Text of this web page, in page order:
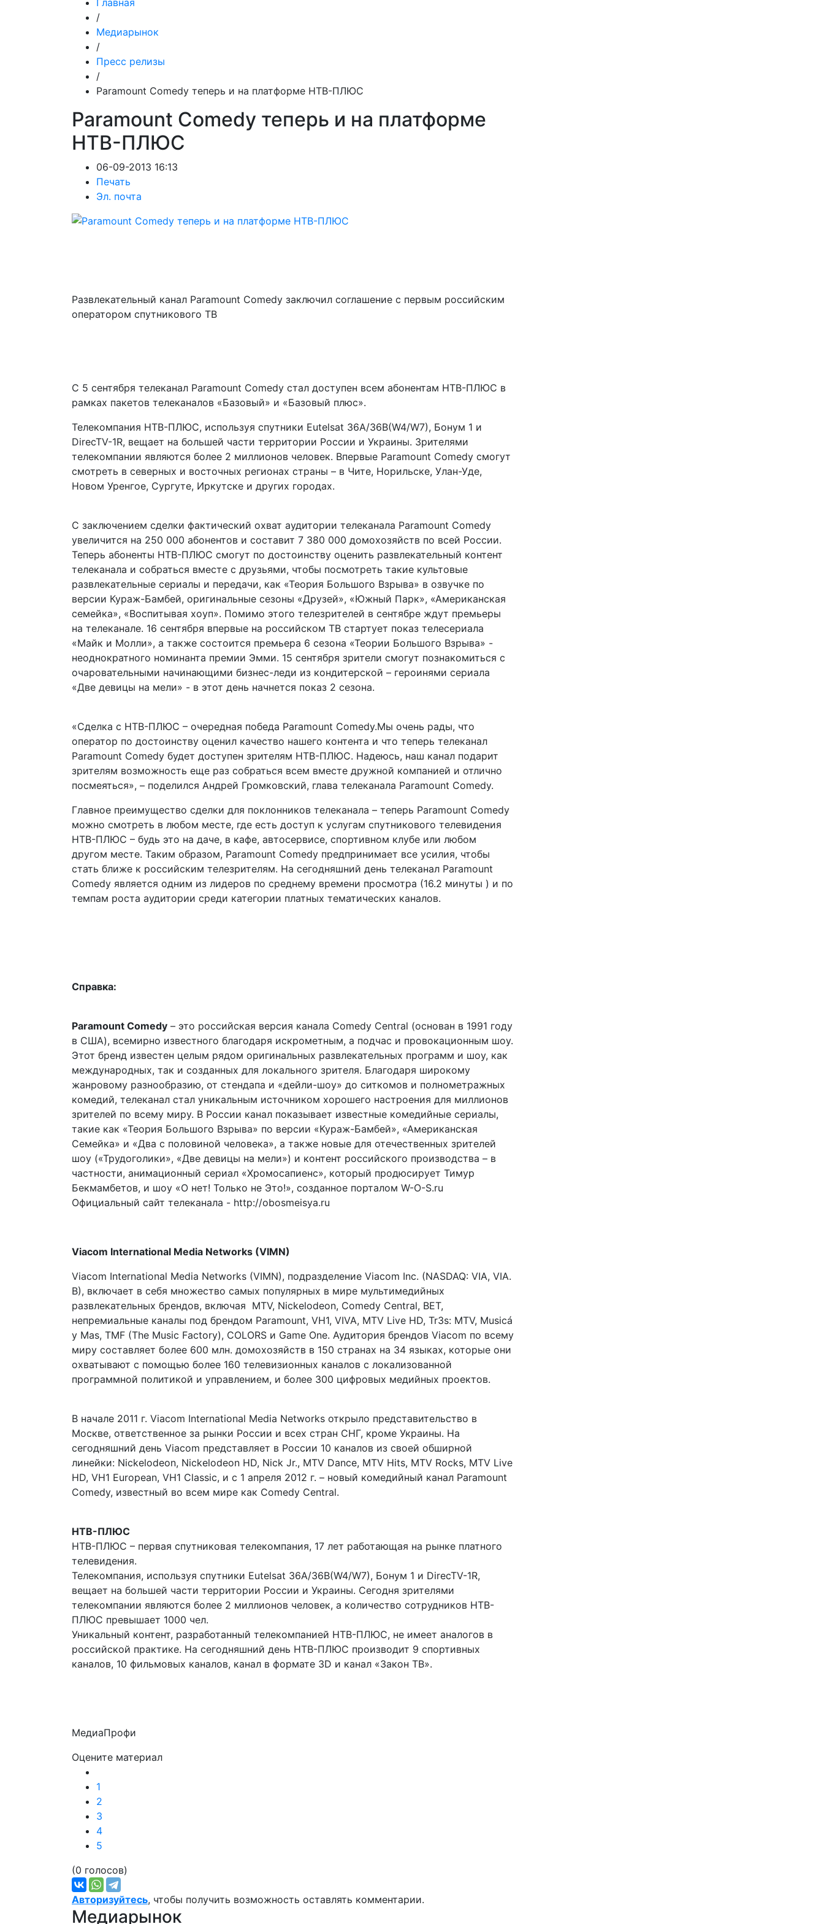
Главная
/
Медиарынок
/
Пресс релизы
/
Paramount Comedy теперь и на платформе НТВ-ПЛЮС
Paramount Comedy теперь и на платформе
НТВ-ПЛЮС
06-09-2013 16:13
Печать
Эл. почта
Развлекательный канал Paramount Comedy заключил соглашение с первым российским
оператором спутникового ТВ
С 5 сентября телеканал Paramount Comedy стал доступен всем абонентам НТВ-ПЛЮС в
рамках пакетов телеканалов «Базовый» и «Базовый плюс».
Телекомпания НТВ-ПЛЮС, используя спутники Eutelsat 36А/36B(W4/W7), Бонум 1 и
DirecTV-1R, вещает на большей части территории России и Украины. Зрителями
телекомпании являются более 2 миллионов человек. Впервые Paramount Comedy смогут
смотреть в северных и восточных регионах страны – в Чите, Норильске, Улан-Уде,
Новом Уренгое, Сургуте, Иркутске и других городах.
С заключением сделки фактический охват аудитории телеканала Paramount Comedy
увеличится на 250 000 абонентов и составит 7 380 000 домохозяйств по всей России.
Теперь абоненты НТВ-ПЛЮС смогут по достоинству оценить развлекательный контент
телеканала и собраться вместе с друзьями, чтобы посмотреть такие культовые
развлекательные сериалы и передачи, как «Теория Большого Взрыва» в озвучке по
версии Кураж-Бамбей, оригинальные сезоны «Друзей», «Южный Парк», «Американская
семейка», «Воспитывая хоуп». Помимо этого телезрителей в сентябре ждут премьеры
на телеканале. 16 сентября впервые на российском ТВ стартует показ телесериала
«Майк и Молли», а также состоится премьера 6 сезона «Теории Большого Взрыва» -
неоднократного номинанта премии Эмми. 15 сентября зрители смогут познакомиться с
очаровательными начинающими бизнес-леди из кондитерской – героинями сериала
«Две девицы на мели» - в этот день начнется показ 2 сезона.
«Сделка с НТВ-ПЛЮС – очередная победа Paramount Comedy.Мы очень рады, что
оператор по достоинству оценил качество нашего контента и что теперь телеканал
Paramount Comedy будет доступен зрителям НТВ-ПЛЮС. Надеюсь, наш канал подарит
зрителям возможность еще раз собраться всем вместе дружной компанией и отлично
посмеяться», – поделился Андрей Громковский, глава телеканала Paramount Comedy.
Главное преимущество сделки для поклонников телеканала – теперь Paramount Comedy
можно смотреть в любом месте, где есть доступ к услугам спутникового телевидения
НТВ-ПЛЮС – будь это на даче, в кафе, автосервисе, спортивном клубе или любом
другом месте. Таким образом, Paramount Comedy предпринимает все усилия, чтобы
стать ближе к российским телезрителям. На сегодняшний день телеканал Paramount
Comedy является одним из лидеров по среднему времени просмотра (16.2 минуты ) и по
темпам роста аудитории среди категории платных тематических каналов.
Справка:
Paramount Comedy – это российская версия канала Comedy Central (основан в 1991 году
в США), всемирно известного благодаря искрометным, а подчас и провокационным шоу.
Этот бренд известен целым рядом оригинальных развлекательных программ и шоу, как
международных, так и созданных для локального зрителя. Благодаря широкому
жанровому разнообразию, от стендапа и «дейли-шоу» до ситкомов и полнометражных
комедий, телеканал стал уникальным источником хорошего настроения для миллионов
зрителей по всему миру. В России канал показывает известные комедийные сериалы,
такие как «Теория Большого Взрыва» по версии «Кураж-Бамбей», «Американская
Семейка» и «Два с половиной человека», а также новые для отечественных зрителей
шоу («Трудоголики», «Две девицы на мели») и контент российского производства – в
частности, анимационный сериал «Хромосапиенс», который продюсирует Тимур
Бекмамбетов, и шоу «О нет! Только не Это!», созданное порталом W-O-S.ru
Официальный сайт телеканала - http://obosmeisya.ru
Viacom International Media Networks (VIMN)
Viacom International Media Networks (VIMN), подразделение Viacom Inc. (NASDAQ: VIA, VIA.
B), включает в себя множество самых популярных в мире мультимедийных
развлекательных брендов, включая MTV, Nickelodeon, Comedy Central, BET,
непремиальные каналы под брендом Paramount, VH1, VIVA, MTV Live HD, Tr3s: MTV, Musicá
y Mas, TMF (The Music Factory), COLORS и Game One. Аудитория брендов Viacom по всему
миру составляет более 600 млн. домохозяйств в 150 странах на 34 языках, которые они
охватывают с помощью более 160 телевизионных каналов с локализованной
программной политикой и управлением, и более 300 цифровых медийных проектов.
В начале 2011 г. Viacom International Media Networks открыло представительство в
Москве, ответственное за рынки России и всех стран СНГ, кроме Украины. На
сегодняшний день Viacom представляет в России 10 каналов из своей обширной
линейки: Nickelodeon, Nickelodeon HD, Nick Jr., MTV Dance, MTV Hits, MTV Rocks, MTV Live
HD, VH1 European, VH1 Classic, и с 1 апреля 2012 г. – новый комедийный канал Paramount
Comedy, известный во всем мире как Comedy Central.
НТВ-ПЛЮС
НТВ-ПЛЮС – первая спутниковая телекомпания, 17 лет работающая на рынке платного
телевидения.
Телекомпания, используя спутники Eutelsat 36А/36B(W4/W7), Бонум 1 и DirecTV-1R,
вещает на большей части территории России и Украины. Сегодня зрителями
телекомпании являются более 2 миллионов человек, а количество сотрудников НТВ-
ПЛЮС превышает 1000 чел.
Уникальный контент, разработанный телекомпанией НТВ-ПЛЮС, не имеет аналогов в
российской практике. На сегодняшний день НТВ-ПЛЮС производит 9 спортивных
каналов, 10 фильмовых каналов, канал в формате 3D и канал «Закон ТВ».
МедиаПрофи
Оцените материал
1
2
3
4
5
(0 голосов)
Авторизуйтесь, чтобы получить возможность оставлять комментарии.
Медиарынок